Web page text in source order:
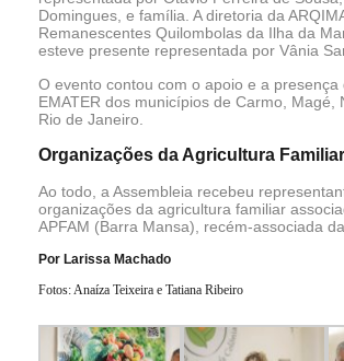
Domingues, e família. A diretoria da
Remanescentes Quilombolas da Ilha da
esteve presente representada por Vânia
O evento contou com o apoio e a presença
EMATER dos municípios de Carmo, Magé,
Rio de Janeiro.
Organizações da Agricultura Familiar
Ao todo, a Assembleia recebeu
organizações da agricultura familiar
APFAM (Barra Mansa), recém-associada
Por Larissa Machado
Fotos: Anaíza Teixeira e Tatiana Ribeiro